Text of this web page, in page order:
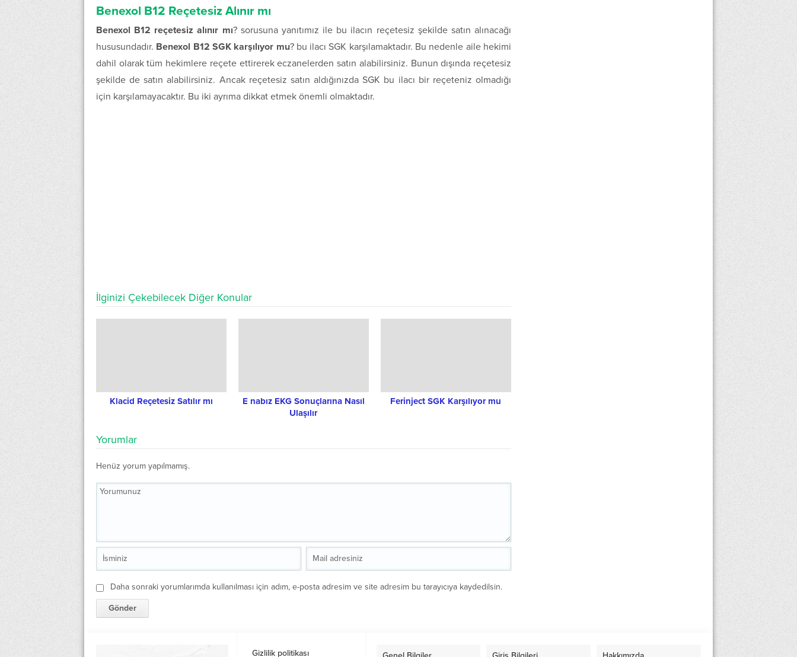
Benexol B12 Reçetesiz Alınır mı
Benexol B12 reçetesiz alınır mı? sorusuna yanıtımız ile bu ilacın reçetesiz şekilde satın alınacağı
hususundadır. Benexol B12 SGK karşılıyor mu? bu ilacı SGK karşılamaktadır. Bu nedenle aile hekimi
dahil olarak tüm hekimlere reçete ettirerek eczanelerden satın alabilirsiniz. Bunun dışında reçetesiz
şekilde de satın alabilirsiniz. Ancak reçetesiz satın aldığınızda SGK bu ilacı bir reçeteniz olmadığı
için karşılamayacaktır. Bu iki ayrıma dikkat etmek önemli olmaktadır.
İlginizi Çekebilecek Diğer Konular
Klacid Reçetesiz Satılır mı
E nabız EKG Sonuçlarına Nasıl
Ulaşılır
Ferinject SGK Karşılıyor mu
Yorumlar
Henüz yorum yapılmamış.
Daha sonraki yorumlarımda kullanılması için adım, e-posta adresim ve site adresim bu tarayıcıya kaydedilsin.
Gizlilik politikası